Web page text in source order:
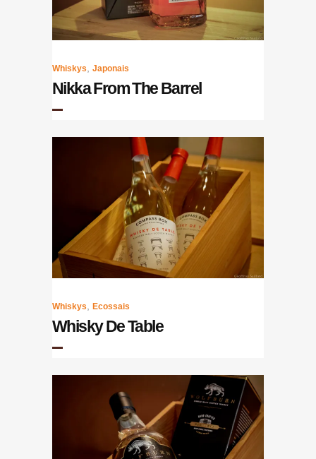
Whiskys Japonais
Nikka From The Barrel
Whiskys Ecossais
Whisky De Table